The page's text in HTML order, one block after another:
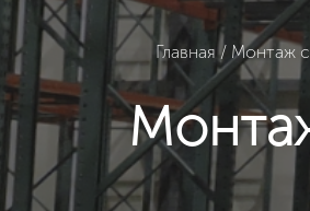
Главная / Монтаж